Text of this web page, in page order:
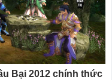
Bại 2012 chính thức